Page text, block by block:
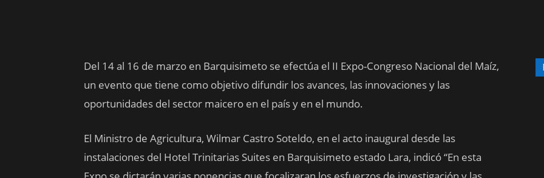
Del 14 al 16 de marzo en Barquisimeto se efectúa el II Expo-Congreso Nacional del Maíz,
un evento que tiene como objetivo difundir losavances, las innovaciones y las
oportunidades del sector maicero en el país y en el mundo.
El Ministro de Agricultura, Wilmar Castro Soteldo, en el acto inaugural desde las
instalaciones del Hotel Trinitarias Suites en Barquisimeto estado Lara, indicó “En esta